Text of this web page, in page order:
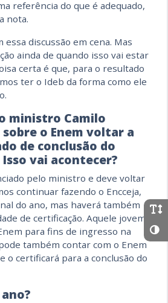
referência do que é adequado,
nota.
essa discussão em cena. Mas
ainda de quando isso vai estar
certa é que, para o resultado
ter o Ideb da forma como ele
ministro Camilo
o Enem voltar a
de conclusão do
vai acontecer?
pelo ministro e deve voltar
continuar fazendo o Encceja,
do ano, mas haverá também
de certificação. Aquele jovem
para fins de ingresso na
também contar com o Enem
o certificará para a conclusão do